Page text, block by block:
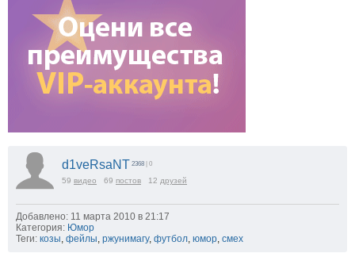
d1veRsaNT 2368 | 0
59 видео 69 постов 12 друзей
Добавлено: 11 марта 2010 в 21:17
Категория: Юмор
Теги: козы, фейлы, ржунимагу, футбол, юмор, смех